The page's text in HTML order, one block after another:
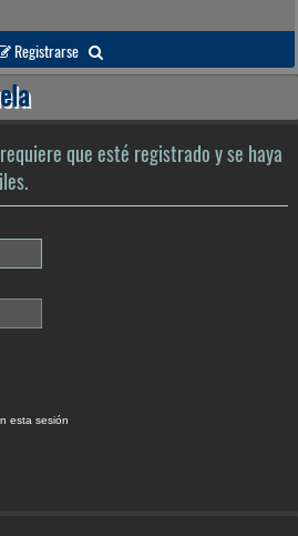
Registrarse
u
r
que esté registrado y se haya
esta sesión